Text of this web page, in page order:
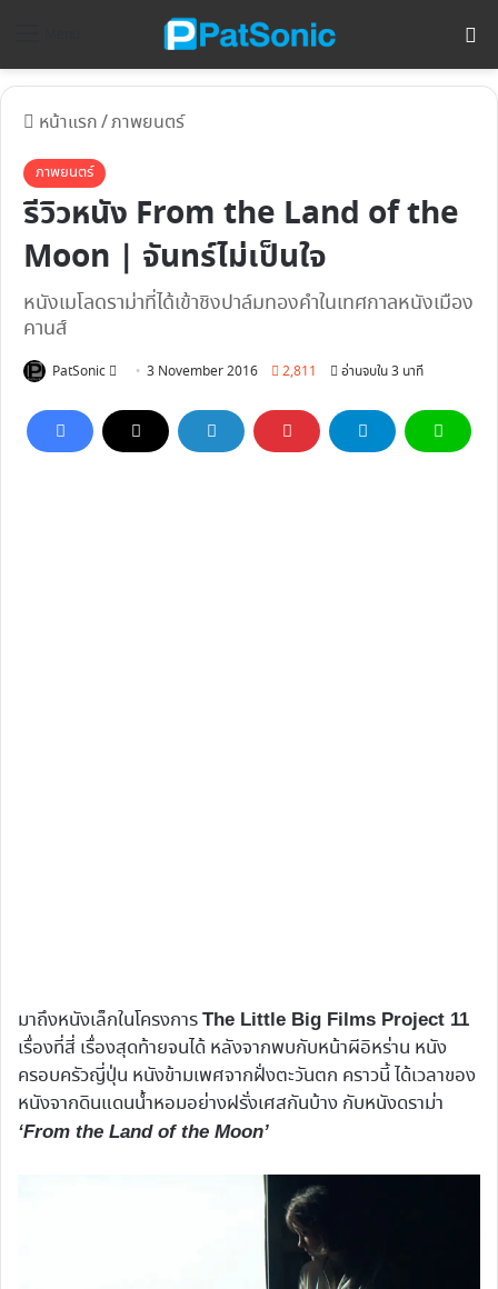
หน้าแรก/ภาพยนตร์
ภาพยนตร์
รีวิวหนัง From the Land of the
Moon | จันทร์ไม่เป็นใจ
หนังเมโลดราม่าที่ได้เข้าชิงปาล์มทองคำในเทศกาลหนังเมือง
คานส์
PatSonic
Follow3 November 2016 2,811 อ่านจบใน 3 นาที
มาถึงหนังเล็กในโครงการ The Little Big Films Project 11
เรื่องที่สี่ เรื่องสุดท้ายจนได้ หลังจากพบกับหน้าผีอิหร่าน หนัง
ครอบครัวญี่ปุ่น หนังข้ามเพศจากฝั่งตะวันตก คราวนี้ ได้เวลาของ
หนังจากดินแดนน้ำหอมอย่างฝรั่งเศสกันบ้าง กับหนังดราม่า
‘From the Land of the Moon’